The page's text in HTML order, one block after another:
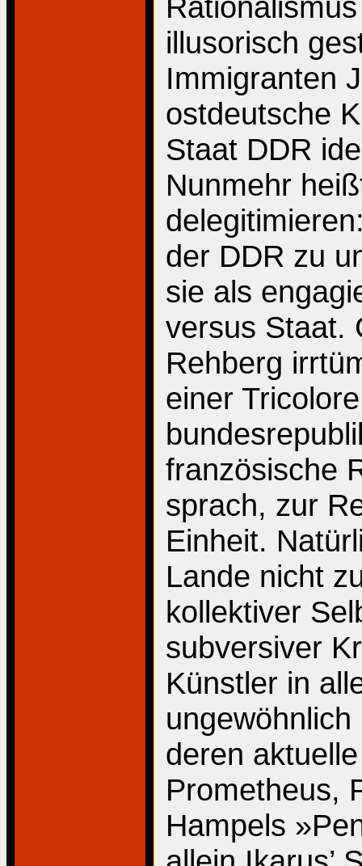
illusorisch
Immigranten
ostdeutsche
Staat DDR
Nunmehr
der DDR zu
sie als
versus Staat.
Rehberg
einer
französische
sprach, zur
Einheit.
Lande nicht
kollektiver
subversiver
Künstler in
deren
Prometheus,
Hampels